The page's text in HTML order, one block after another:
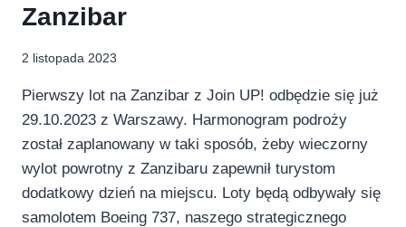
Zanzibar
2 listopada 2023
Pierwszy lot na Zanzibar z Join UP! odbędzie się już
29.10.2023 z Warszawy. Harmonogram podroży
został zaplanowany w taki sposób, żeby wieczorny
wylot powrotny z Zanzibaru zapewnił turystom
dodatkowy dzień na miejscu. Loty będą odbywały się
samolotem Boeing 737, naszego strategicznego